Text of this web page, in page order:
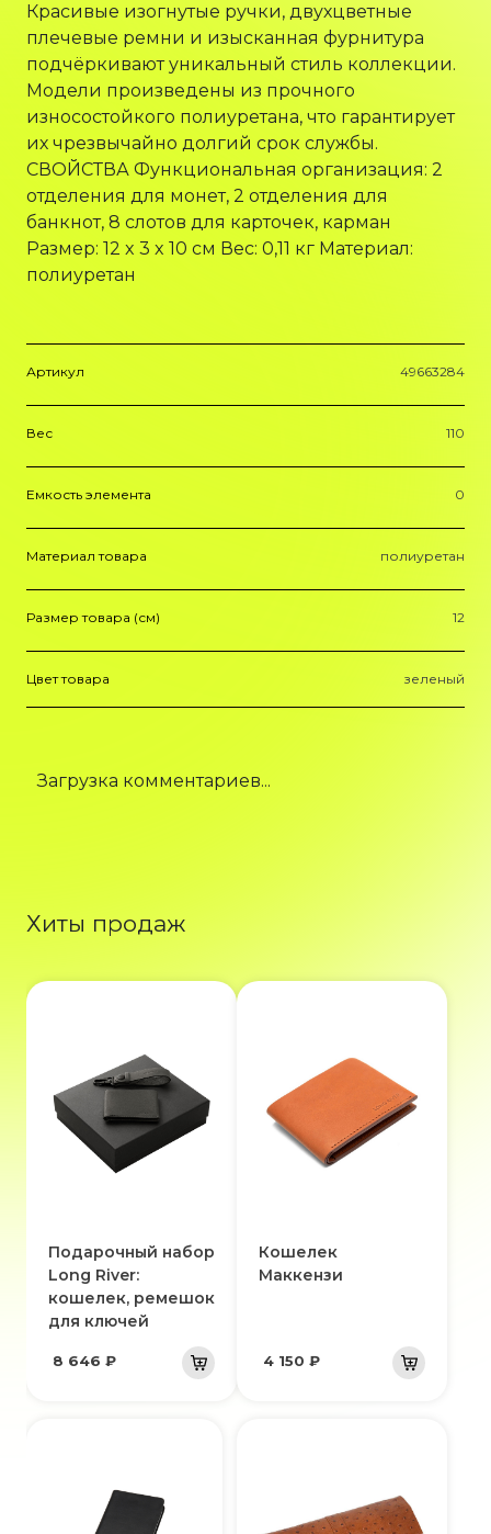
Красивые изогнутые ручки, двухцветные
плечевые ремни и изысканная фурнитура
подчёркивают уникальный стиль коллекции.
Модели произведены из прочного
износостойкого полиуретана, что гарантирует
их чрезвычайно долгий срок службы.
СВОЙСТВА Функциональная организация: 2
отделения для монет, 2 отделения для
банкнот, 8 слотов для карточек, карман
Размер: 12 x 3 x 10 см Вес: 0,11 кг Материал:
полиуретан
Артикул 49663284
Вес 110
Емкость элемента 0
Материал товара полиуретан
Размер товара (см) 12
Цвет товара зеленый
Загрузка комментариев...
Хиты продаж
Подарочный набор
Long River:
кошелек, ремешок
для ключей
8 646 ₽
Кошелек
Маккензи
4 150 ₽